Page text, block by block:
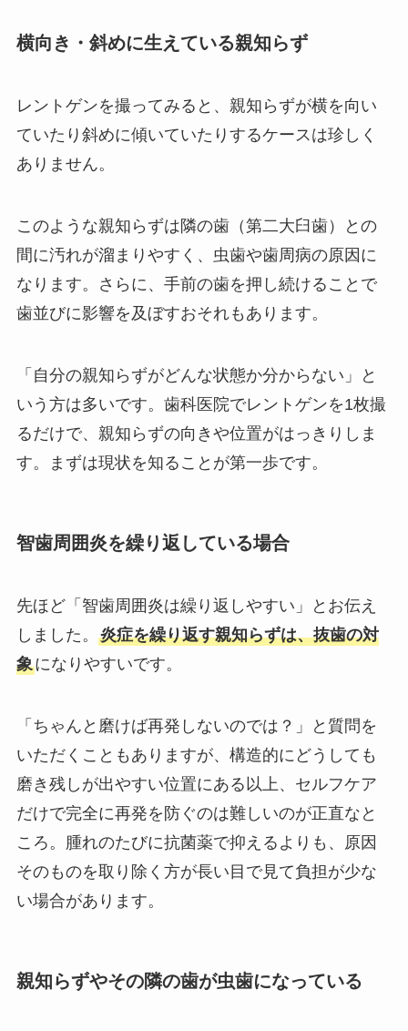
横向き・斜めに生えている親知らず
レントゲンを撮ってみると、親知らずが横を向い
ていたり斜めに傾いていたりするケースは珍しく
ありません。
このような親知らずは隣の歯（第二大臼歯）との
間に汚れが溜まりやすく、虫歯や歯周病の原因に
なります。さらに、手前の歯を押し続けることで
歯並びに影響を及ぼすおそれもあります。
「自分の親知らずがどんな状態か分からない」と
いう方は多いです。歯科医院でレントゲンを1枚撮
るだけで、親知らずの向きや位置がはっきりしま
す。まずは現状を知ることが第一歩です。
智歯周囲炎を繰り返している場合
先ほど「智歯周囲炎は繰り返しやすい」とお伝え
しました。 炎症を繰り返す親知らずは、抜歯の対
象になりやすいです。
「ちゃんと磨けば再発しないのでは？」と質問を
いただくこともありますが、構造的にどうしても
磨き残しが出やすい位置にある以上、セルフケア
だけで完全に再発を防ぐのは難しいのが正直なと
ころ。腫れのたびに抗菌薬で抑えるよりも、原因
そのものを取り除く方が長い目で見て負担が少な
い場合があります。
親知らずやその隣の歯が虫歯になっている